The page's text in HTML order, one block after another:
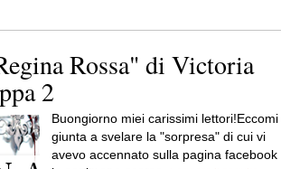
Rossa" di Victoria
2
Buongiorno miei carissimi lettori!Eccomi
giunta a svelare la "sorpresa" di cui vi
avevo accennato sulla pagina facebook